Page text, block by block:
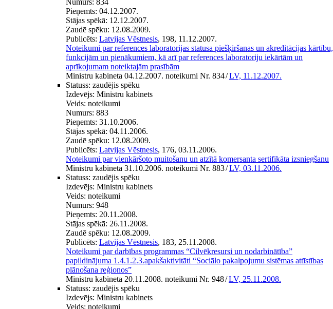
Pieņemts: 04.12.2007.
Stājas spēkā: 12.12.2007.
Zaudē spēku: 12.08.2009.
Publicēts: Latvijas Vēstnesis, 198, 11.12.2007.
Noteikumi par references laboratorijas statusa piešķiršanas un akreditācijas kārtību,
funkcijām un pienākumiem, kā arī par references laboratoriju iekārtām un
aprīkojumam noteiktajām prasībām
Ministru kabineta 04.12.2007. noteikumi Nr. 834/LV, 11.12.2007.
Statuss: zaudējis spēku
Izdevējs: Ministru kabinets
Veids: noteikumi
Numurs: 883
Pieņemts: 31.10.2006.
Stājas spēkā: 04.11.2006.
Zaudē spēku: 12.08.2009.
Publicēts: Latvijas Vēstnesis, 176, 03.11.2006.
Noteikumi par vienkāršoto muitošanu un atzītā komersanta sertifikāta izsniegšanu
Ministru kabineta 31.10.2006. noteikumi Nr. 883/LV, 03.11.2006.
Statuss: zaudējis spēku
Izdevējs: Ministru kabinets
Veids: noteikumi
Numurs: 948
Pieņemts: 20.11.2008.
Stājas spēkā: 26.11.2008.
Zaudē spēku: 12.08.2009.
Publicēts: Latvijas Vēstnesis, 183, 25.11.2008.
Noteikumi par darbības programmas “Cilvēkresursi un nodarbinātība”
papildinājuma 1.4.1.2.3.apakšaktivitāti “Sociālo pakalpojumu sistēmas attīstības
plānošana reģionos”
Ministru kabineta 20.11.2008. noteikumi Nr. 948/LV, 25.11.2008.
Statuss: zaudējis spēku
Izdevējs: Ministru kabinets
Veids: noteikumi